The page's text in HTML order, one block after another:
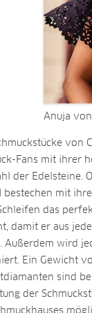
Anuja von
von
Fans mit ihrer
der Edelsteine.
bestechen mit
das
damit er aus
Außerdem wird
Ein Gewicht
sind
der